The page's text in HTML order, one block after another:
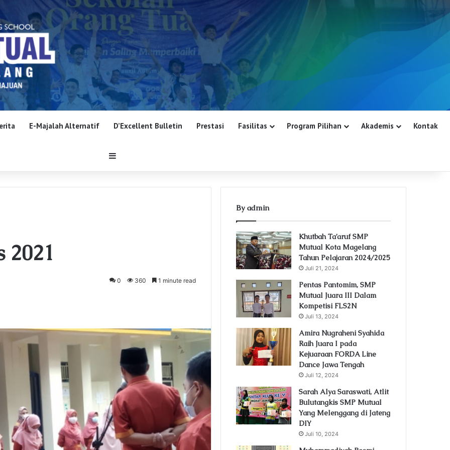
E-Majalah Alternatif D’Excellent Bulletin Prestasi Fasilitas Program Pilihan Akademis Kontak
0 360 1 minute read
By admin
Khutbah Ta’aruf SMP
Mutual Kota Magelang
Tahun Pelajaran 2024/2025
Juli 21, 2024
Pentas Pantomim, SMP
Mutual Juara III Dalam
Kompetisi FLS2N
Juli 13, 2024
Amira Nugraheni Syahida
Raih Juara I pada
Kejuaraan FORDA Line
Dance Jawa Tengah
Juli 12, 2024
Sarah Alya Saraswati, Atlit
Bulutangkis SMP Mutual
Yang Melenggang di Jateng
DIY
Juli 10, 2024